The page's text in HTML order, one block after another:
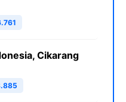
Cikarang